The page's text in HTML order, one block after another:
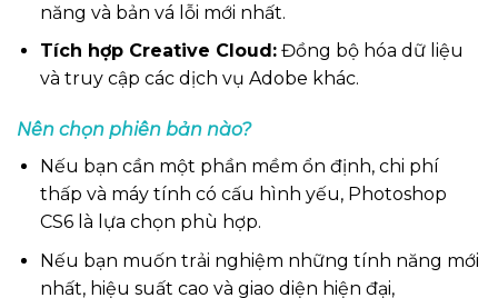
năng và bản vá lỗi mới nhất.
Tích hợp Creative Cloud:Đồng bộ hóa dữ liệu
và truy cập các dịch vụ Adobe khác.
Nên chọn phiên bản nào?
Nếu bạn cần một phần mềm ổn định, chi phí
thấp và máy tính có cấu hình yếu, Photoshop
CS6 là lựa chọn phù hợp.
Nếu bạn muốn trải nghiệm những tính năng mới
nhất, hiệu suất cao và giao diện hiện đại,